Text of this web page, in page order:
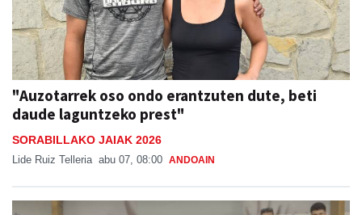
"Auzotarrek oso ondo erantzuten dute, beti
daude laguntzeko prest"
SORABILLAKO JAIAK 2026
Lide Ruiz Telleria abu 07, 08:00 ANDOAIN